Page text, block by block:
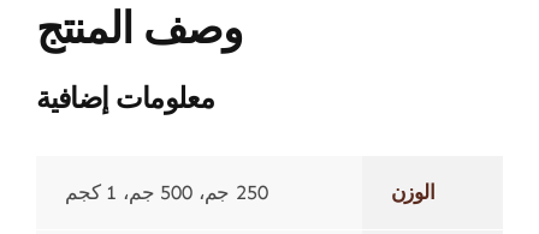
وصف المنتج
معلومات إضافية
الوزن 250 جم، 500 جم، 1 كجم